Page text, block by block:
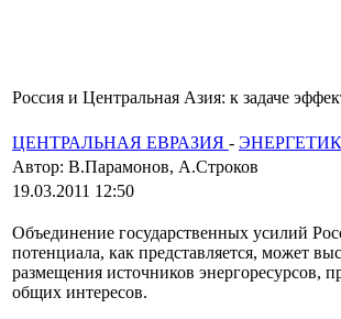
Россия и Центральная Азия: к задаче
ЦЕНТРАЛЬНАЯ ЕВРАЗИЯ -
Автор: В.Парамонов, А.Строков
19.03.2011 12:50
Объединение государственных усилий
потенциала, как представляется, может
размещения источников энергоресурсов,
общих интересов.